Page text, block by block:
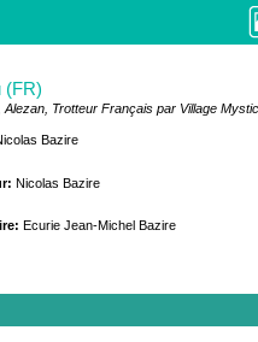
(FR)
Alezan, Trotteur Français par Village
Bazire
Nicolas Bazire
Ecurie Jean-Michel Bazire